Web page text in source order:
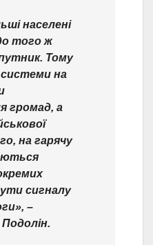
населені
того ж
Тому
системи на
громад, а
на гарячу
сигналу
–